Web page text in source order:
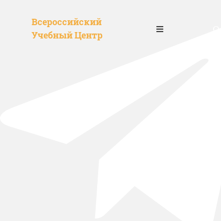
Всероссийский
Учебный Центр